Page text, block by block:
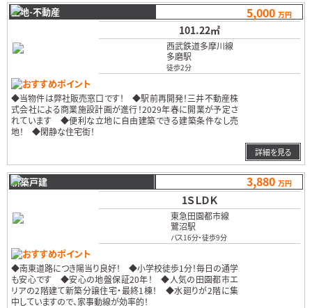
土地-不動産 5,000 万円
101.22㎡
西武鉄道多摩川線
多磨駅
徒歩2分
詳細を見る
おすすめポイント
◆当物件は弊社販売窓口です！ ◆駅前再開発！三井不動産株
式会社による商業施設計画が進行！2029年春に開業が予定さ
れています ◆便利な立地に自由建築できる建築条件なし売
地！ ◆閑静な住宅街！
新築戸建 3,880 万円
1ＳＬＤＫ
東急田園都市線
鷺沼駅
バス16分・徒歩9分
おすすめポイント
◆南東道路につき陽当り良好！ ◆小学校徒歩1分！毎日の通学
も安心です ◆安心の地盤保証20年！ ◆人気の田園都市エ
リアの2階建て新築分譲住宅・最終1棟！ ◆水廻りが2階に集
中していますので、家事動線が効率的！